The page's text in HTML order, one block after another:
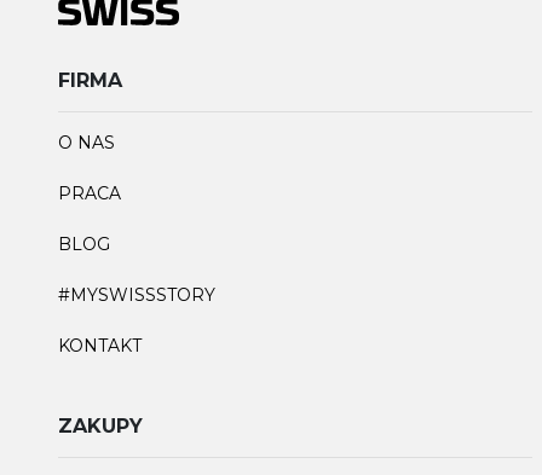
FIRMA
O NAS
PRACA
BLOG
#MYSWISSSTORY
KONTAKT
ZAKUPY